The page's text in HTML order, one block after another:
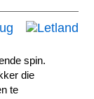
spin.
die
te